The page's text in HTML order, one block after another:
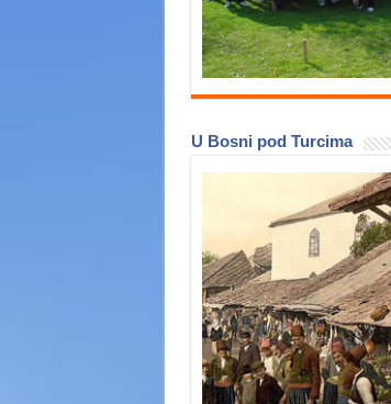
U Bosni pod Turcima